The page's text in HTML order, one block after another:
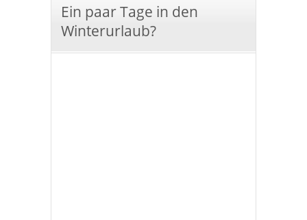
Ein paar Tage in den
Winterurlaub?